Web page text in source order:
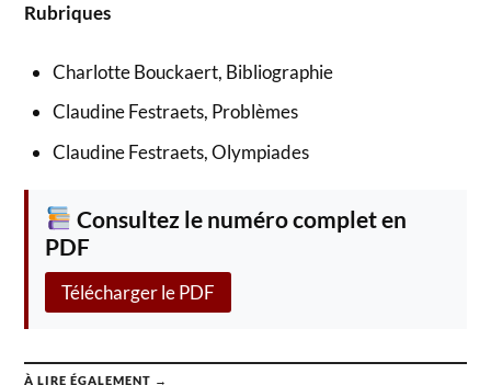
Rubriques
Charlotte Bouckaert, Bibliographie
Claudine Festraets, Problèmes
Claudine Festraets, Olympiades
Consultez le numéro complet en
PDF
Télécharger le PDF
À LIRE ÉGALEMENT →